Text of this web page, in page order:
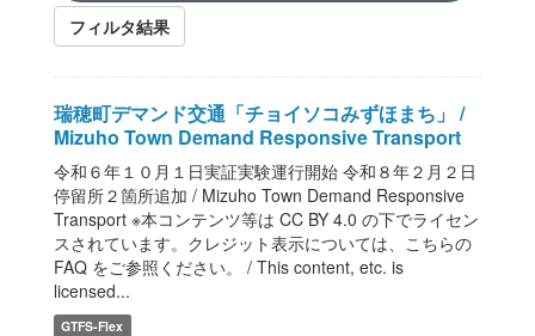
フィルタ結果
瑞穂町デマンド交通「チョイソコみずほまち」 /
Mizuho Town Demand Responsive Transport
令和６年１０月１日実証実験運行開始 令和８年２月２日
停留所２箇所追加 / Mizuho Town Demand Responsive
Transport ※本コンテンツ等は CC BY 4.0 の下でライセン
スされています。クレジット表示については、こちらの
FAQ をご参照ください。 / This content, etc. is
licensed...
GTFS-Flex